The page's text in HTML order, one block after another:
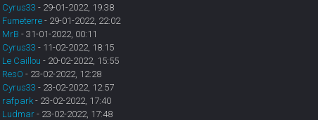
Cyrus33 - 29-01-2022, 19:38
Fumeterre- 29-01-2022, 22:02
MrB - 31-01-2022, 00:11
Cyrus33 - 11-02-2022, 18:15
Le Caillou - 20-02-2022, 15:55
ResO - 23-02-2022, 12:28
Cyrus33 - 23-02-2022, 12:57
rafpark- 23-02-2022, 17:40
Ludmar- 23-02-2022, 17:48